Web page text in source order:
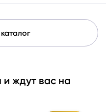
ждут вас на